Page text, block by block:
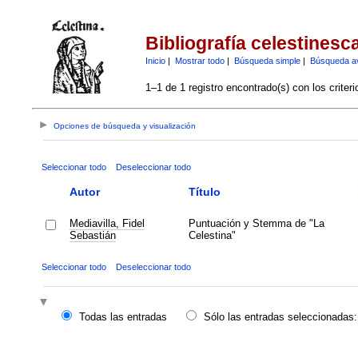
Bibliografía
Inicio| Mostrar todo| Búsqueda simple| Búsqueda
1–1 de 1 registro encontrado(s) con los
Opciones de búsqueda y visualización
Seleccionar todo Deseleccionar todo
Autor Título
Mediavilla, Fidel
Sebastián
Puntuación y Stemma de "La
Celestina"
Seleccionar todo Deseleccionar todo
Todas las entradas
Sólo las entradas seleccionadas: